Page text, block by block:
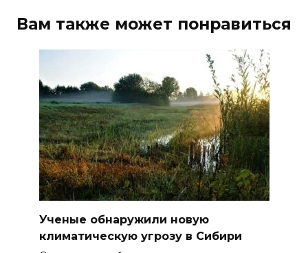
Вам также может понравиться
Ученые обнаружили новую
климатическую угрозу в Сибири